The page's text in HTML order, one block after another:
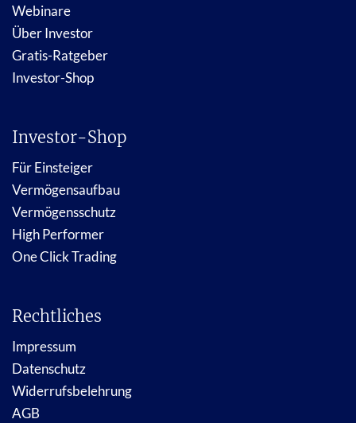
Webinare
Über Investor
Gratis-Ratgeber
Investor-Shop
Investor-Shop
Für Einsteiger
Vermögensaufbau
Vermögensschutz
High Performer
One Click Trading
Rechtliches
Impressum
Datenschutz
Widerrufsbelehrung
AGB